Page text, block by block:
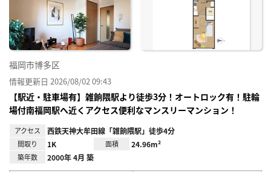
福岡市博多区
情報更新日 2026/08/02 09:43
【駅近・駐車場有】雑餉隈駅より徒歩3分！オートロック有！駐輪
場付南福岡駅へ近くアクセス便利なマンスリーマンション！
アクセス 西鉄天神大牟田線「雑餉隈駅」徒歩4分
間取り 1K 面積 24.96m²
築年数 2000年 4月 築